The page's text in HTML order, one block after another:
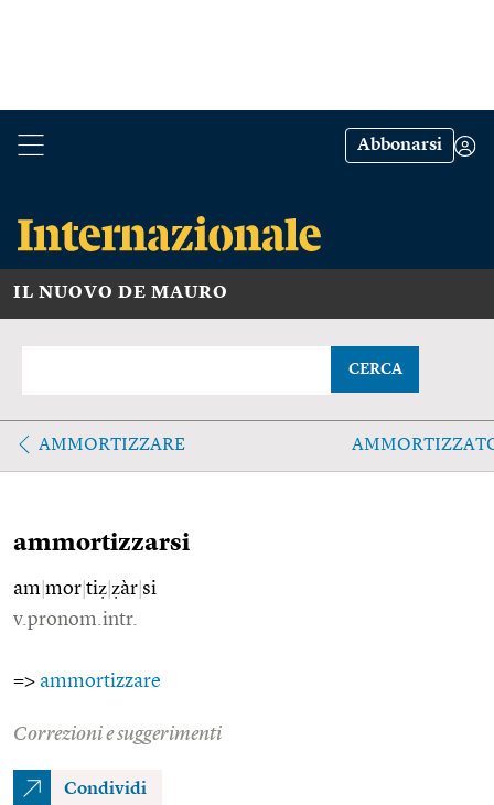
Abbonarsi
IL NUOVO DE MAURO
CERCA
AMMORTIZZARE
ammortizzarsi
am mor tiẓ ẓàr si
v.pronom.intr.
=> ammortizzare
Correzioni e suggerimenti
Condividi